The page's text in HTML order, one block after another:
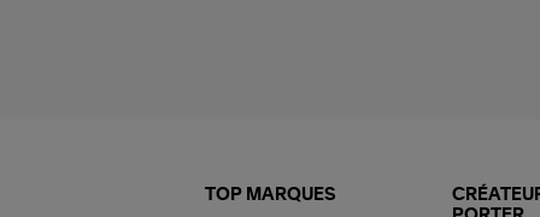
TOP MARQUES